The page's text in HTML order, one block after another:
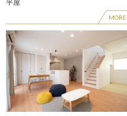
平屋
MORE